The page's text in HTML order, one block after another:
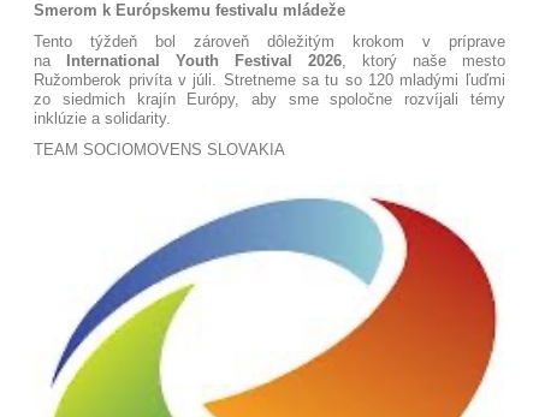
Smerom k Európskemu festivalu mládeže
Tento týždeň bol zároveň dôležitým krokom v príprave
na
International Youth Festival 2026, ktorý naše mesto
Ružomberok privíta v júli. Stretneme sa tu so 120 mladými ľuďmi
zo siedmich krajín Európy, aby sme spoločne rozvíjali témy
inklúzie a solidarity.
TEAM SOCIOMOVENS SLOVAKIA